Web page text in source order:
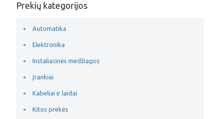
Prekių kategorijos
Automatika
Elektronika
Instaliacinės medžiagos
Įrankiai
Kabeliai ir laidai
Kitos prekės